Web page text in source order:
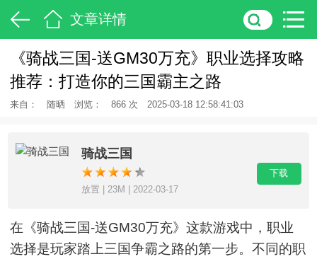
文章详情
《骑战三国-送GM30万充》职业选择攻略
推荐：打造你的三国霸主之路
来自： 随晒 浏览： 866 次 2025-03-18 12:58:41:03
骑战三国
放置 | 23M | 2022-03-17
下载
在《骑战三国-送GM30万充》这款游戏中，职业
选择是玩家踏上三国争霸之路的第一步。不同的职